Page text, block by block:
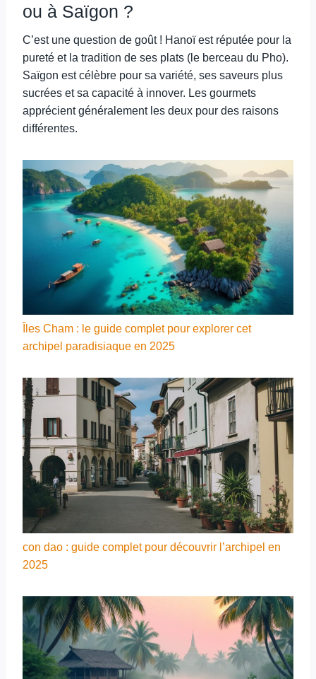
ou à Saïgon ?
C’est une question de goût ! Hanoï est réputée pour la
pureté et la tradition de ses plats (le berceau du Pho).
Saïgon est célèbre pour sa variété, ses saveurs plus
sucrées et sa capacité à innover. Les gourmets
apprécient généralement les deux pour des raisons
différentes.
Îles Cham : le guide complet pour explorer cet
archipel paradisiaque en 2025
con dao : guide complet pour découvrir l’archipel en
2025